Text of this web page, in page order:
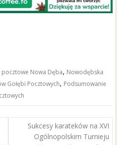
pocztowe Nowa Dęba, Nowodębska
Gołębi Pocztowych, Podsumowanie
Sukcesy karateków na XVI
Ogólnopolskim Turnieju